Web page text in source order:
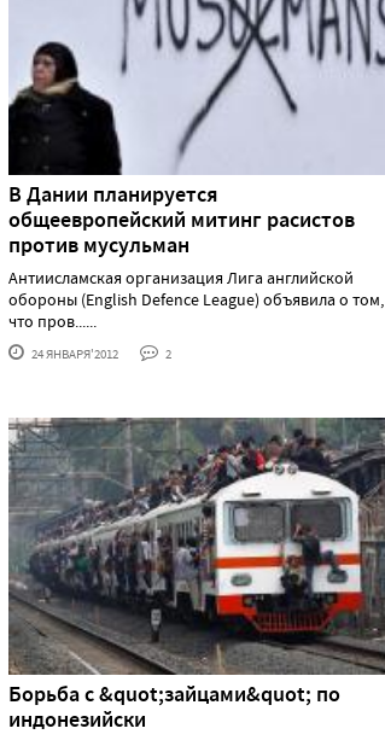
В Дании планируется
общеевропейский митинг расистов
против мусульман
Антиисламская организация Лига английской
обороны (English Defence League) объявила о том,
что пров......
24 ЯНВАРЯ'2012 2
Борьба с &quot;зайцами&quot; по
индонезийски